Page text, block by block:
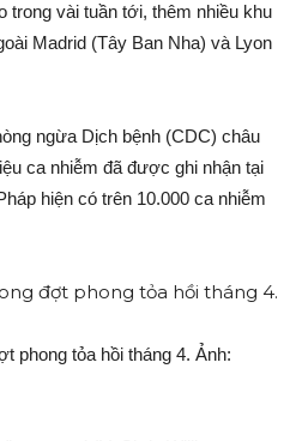
trong vài tuần tới, thêm nhiều khu
Madrid (Tây Ban Nha) và Lyon
ngừa Dịch bệnh (CDC) châu
ca nhiễm đã được ghi nhận tại
hiện có trên 10.000 ca nhiễm
phong tỏa hồi tháng 4. Ảnh: